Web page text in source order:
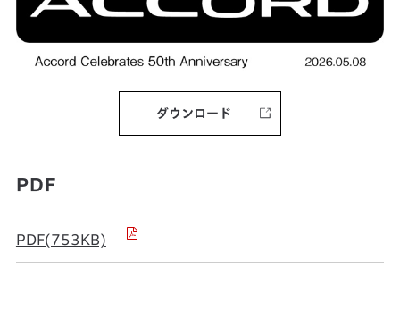
ダウンロード
PDF
PDF(753KB)